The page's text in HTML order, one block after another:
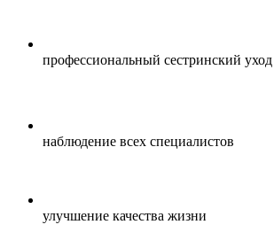
профессиональный сестринский уход
наблюдение всех специалистов
улучшение качества жизни